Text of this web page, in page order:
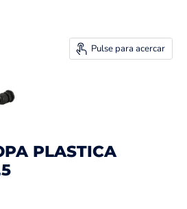
Pulse para acercar
PLASTICA